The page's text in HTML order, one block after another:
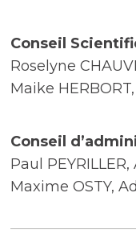
Conseil
Roselyne
Maike
Conseil
Paul
Maxime OSTY,